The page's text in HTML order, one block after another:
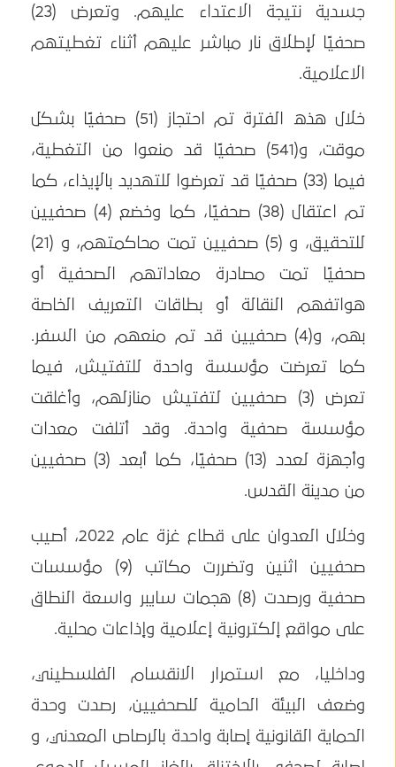
جسدية نتيجة الاعتداء عليهم. وتعرض (23)
صحفيًا لإطلاق نار مباشر عليهم أثناء تغطيتهم
الاعلامية.
خلال هذه الفترة تم احتجاز (51) صحفيًا بشكل
موقت، و(541) صحفيًا قد منعوا من التغطية،
فيما (33) صحفيًا قد تعرضوا للتهديد بالإيذاء، كما
تم اعتقال (38) صحفيًا، كما وخضع (4) صحفيين
للتحقيق، و (5) صحفيين تمت محاكمتهم، و (21)
صحفيًا تمت مصادرة معاداتهم الصحفية أو
هواتفهم النقالة أو بطاقات التعريف الخاصة
بهم، و(4) صحفيين قد تم منعهم من السفر.
كما تعرضت مؤسسة واحدة للتفتيش، فيما
تعرض (3) صحفيين لتفتيش منازلهم، وأغلقت
مؤسسة صحفية واحدة. وقد أتلفت معدات
وأجهزة لعدد (13) صحفيًا، كما أبعد (3) صحفيين
من مدينة القدس.
وخلال العدوان على قطاع غزة عام 2022، أصيب
صحفيين اثنين وتضررت مكاتب (9) مؤسسات
صحفية ورصدت (8) هجمات سايبر واسعة النطاق
على مواقع إلكترونية إعلامية وإذاعات محلية.
وداخليا، مع استمرار الانقسام الفلسطيني،
وضعف البيئة الحامية للصحفيين، رصدت وحدة
الحماية القانونية إصابة واحدة بالرصاص المعدني، و